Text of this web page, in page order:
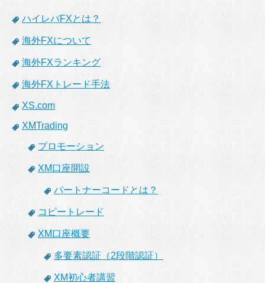
ハイレバFXとは？
海外FXについて
海外FXランキング
海外FXトレード手法
XS.com
XMTrading
プロモーション
XM口座開設
パートナーコードとは？
コピートレード
XM口座概要
多要素認証（2段階認証）
XM初心者講習